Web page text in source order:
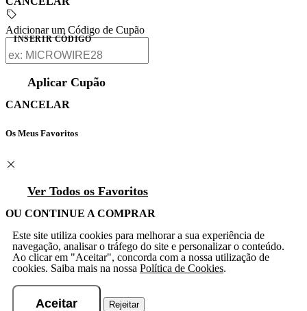
Adicionar um Código de Cupão
INSERIR CÓDIGO
Aplicar Cupão
CANCELAR
Os Meus Favoritos
Ver Todos os Favoritos
OU CONTINUE A COMPRAR
Este site utiliza cookies para melhorar a sua experiência de
navegação, analisar o tráfego do site e personalizar o conteúdo.
Ao clicar em "Aceitar", concorda com a nossa utilização de
cookies. Saiba mais na nossa Política de Cookies.
Aceitar Rejeitar